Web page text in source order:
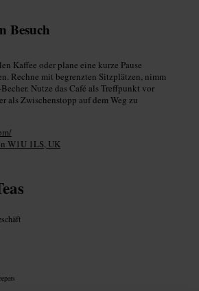
Besuch
Kaffee oder plane eine kurze Pause
Rechne mit begrenzten Sitzplätzen, nimm
Nutze das Café als Treffpunkt vor
als Zwischenstopp auf dem Weg zu
W1U 1LS, UK